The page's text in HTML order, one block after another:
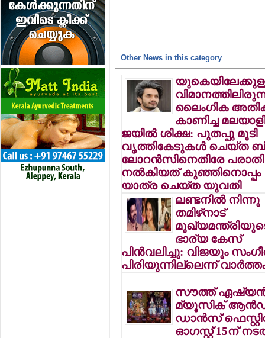
Other News in this category
ലൈംഗിക
കാണിച്ച
ജയില്‍ ശിക്ഷ: പുതപ്പു മൂടി
വൃത്തികേടുകള്‍ ചെയ്ത
ലോറന്‍സിനെതിരേ പരാതി
നല്‍കിയത് കുഞ്ഞിനൊപ്പം
യാത്ര ചെയ്ത യുവതി
ലണ്ടനില്‍ നിന്നു
തമിഴ്‌നാട്
ഭാര്യ കേസ്
പിന്‍വലിച്ചു: വിജയും
പിരിയുന്നില്ലെന്ന്
സൗത്ത്
മ്യൂസിക്
ഡാന്‍സ്
ഓഗസ്റ്റ് 15ന്